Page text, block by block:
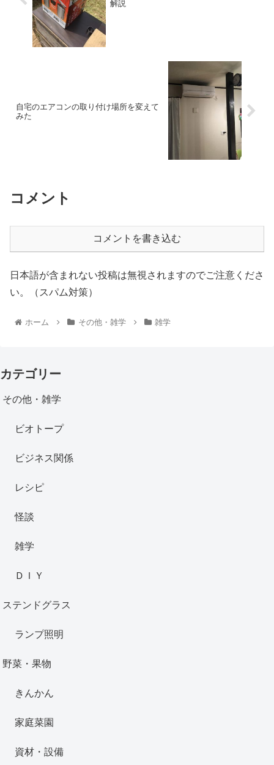
解説
自宅のエアコンの取り付け場所を変えて
みた
コメント
コメントを書き込む
日本語が含まれない投稿は無視されますのでご注意くださ
い。（スパム対策）
ホーム その他・雑学 雑学
カテゴリー
その他・雑学
ビオトープ
ビジネス関係
レシピ
怪談
雑学
ＤＩＹ
ステンドグラス
ランプ照明
野菜・果物
きんかん
家庭菜園
資材・設備